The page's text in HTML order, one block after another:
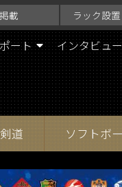
載 ラック設
ート インタビュー
剣道 ソフトボ